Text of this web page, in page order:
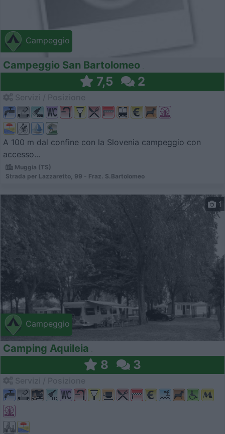
Campeggio
Campeggio San Bartolomeo
7,5 2
A 100 m dal confine con la Slovenia campeggio con
accesso...
Muggia (TS)
Strada per Lazzaretto, 99 - Fraz. S.Bartolomeo
Campeggio
1
Camping Aquileia
8 3